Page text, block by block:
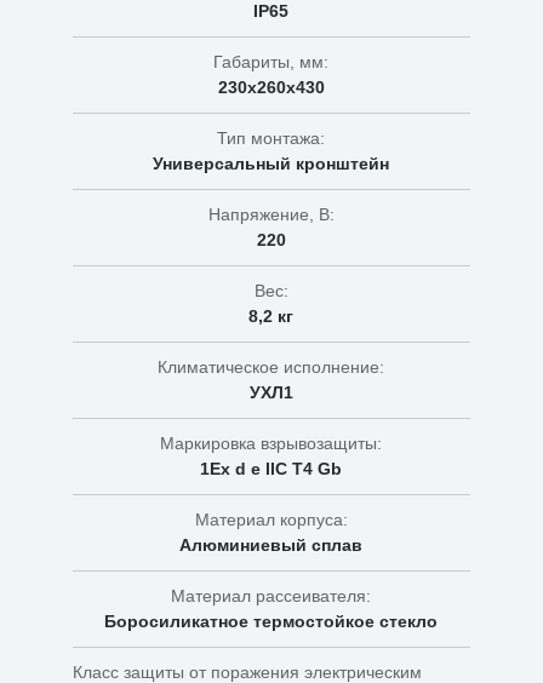
IP65
Габариты, мм:
230х260х430
Тип монтажа:
Универсальный кронштейн
Напряжение, В:
220
Вес:
8,2 кг
Климатическое исполнение:
УХЛ1
Маркировка взрывозащиты:
1Ex d e IIC T4 Gb
Материал корпуса:
Алюминиевый сплав
Материал рассеивателя:
Боросиликатное термостойкое стекло
Класс защиты от поражения электрическим